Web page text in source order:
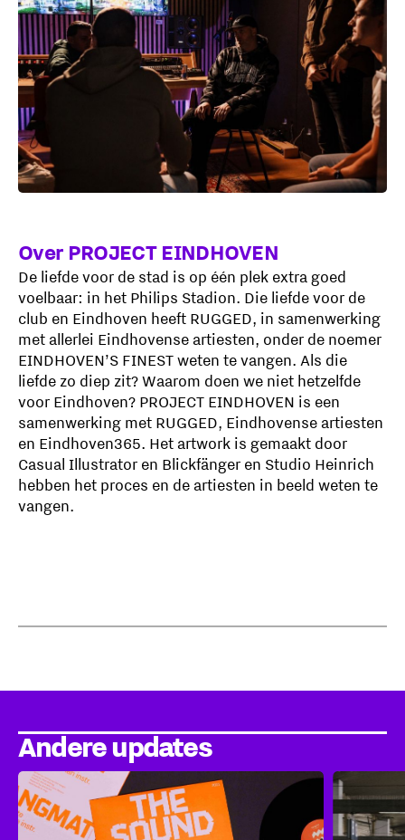
Over PROJECT EINDHOVEN
De liefde voor de stad is op één plek extra goed
voelbaar: in het Philips Stadion. Die liefde voor de
club en Eindhoven heeft RUGGED, in samenwerking
met allerlei Eindhovense artiesten, onder de noemer
EINDHOVEN’S FINEST weten te vangen. Als die
liefde zo diep zit? Waarom doen we niet hetzelfde
voor Eindhoven? PROJECT EINDHOVEN is een
samenwerking met RUGGED, Eindhovense artiesten
en Eindhoven365. Het artwork is gemaakt door
Casual Illustrator en Blickfänger en Studio Heinrich
hebben het proces en de artiesten in beeld weten te
vangen.
Andere updates